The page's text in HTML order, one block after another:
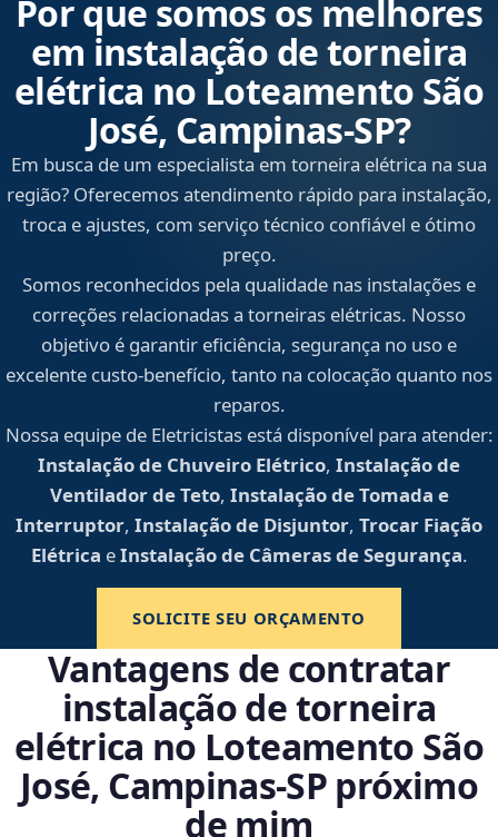
Por que somos os melhores
em instalação de torneira
elétrica no Loteamento São
José, Campinas‑SP?
Em busca de um especialista em torneira elétrica na sua
região? Oferecemos atendimento rápido para instalação,
troca e ajustes, com serviço técnico confiável e ótimo
preço.
Somos reconhecidos pela qualidade nas instalações e
correções relacionadas a torneiras elétricas. Nosso
objetivo é garantir eficiência, segurança no uso e
excelente custo-benefício, tanto na colocação quanto nos
reparos.
Nossa equipe de Eletricistas está disponível para atender:
Instalação de Chuveiro Elétrico, Instalação de
Ventilador de Teto, Instalação de Tomada e
Interruptor, Instalação de Disjuntor, Trocar Fiação
Elétrica eInstalação de Câmeras de Segurança.
SOLICITE SEU ORÇAMENTO
Vantagens de contratar
instalação de torneira
elétrica no Loteamento São
José, Campinas‑SP próximo
de mim